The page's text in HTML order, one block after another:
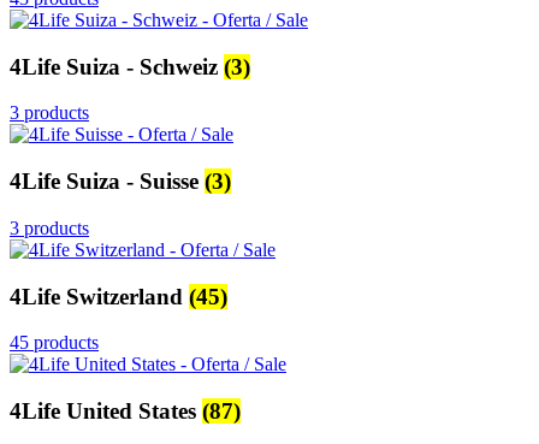
4Life Suiza - Schweiz (3)
3 products
4Life Suiza - Suisse (3)
3 products
4Life Switzerland (45)
45 products
4Life United States (87)